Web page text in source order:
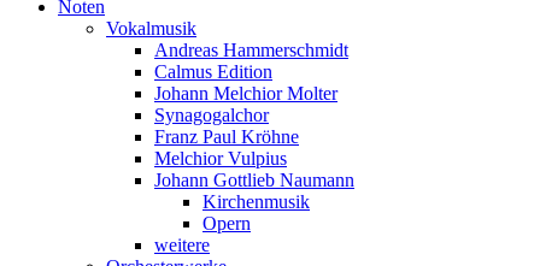
Noten
Vokalmusik
Andreas Hammerschmidt
Calmus Edition
Johann Melchior Molter
Synagogalchor
Franz Paul Kröhne
Melchior Vulpius
Johann Gottlieb Naumann
Kirchenmusik
Opern
weitere